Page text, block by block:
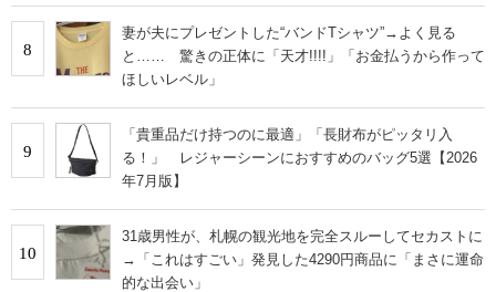
8
妻が夫にプレゼントした“バンドTシャツ”→よく見る
と…… 驚きの正体に「天才!!!!」「お金払うから作って
ほしいレベル」
9
「貴重品だけ持つのに最適」「長財布がピッタリ入
る！」 レジャーシーンにおすすめのバッグ5選【2026
年7月版】
10
31歳男性が、札幌の観光地を完全スルーしてセカストに
→「これはすごい」発見した4290円商品に「まさに運命
的な出会い」